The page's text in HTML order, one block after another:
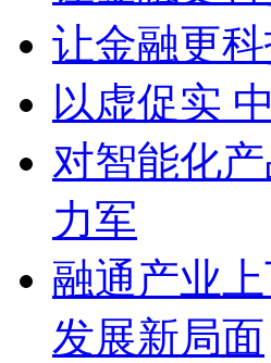
让金融更
以虚促实
对智能化
力军
融通产业
发展新局面